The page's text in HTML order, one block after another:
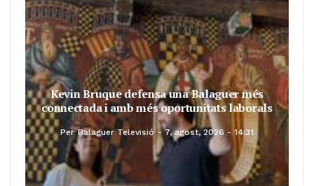
Kevin Bruque defensa una Balaguer més
connectada i amb més oportunitats laborals
Per Balaguer Televisió 7, agost, 2026 - 14:31